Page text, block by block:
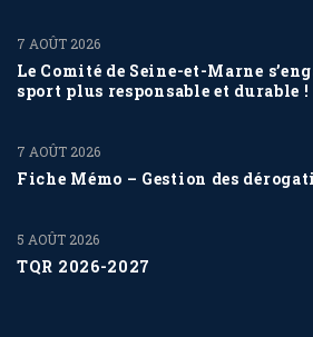
Le Comité de Seine-et-Marne
sport plus responsable et durable !
7 AOÛT 2026
Fiche Mémo – Gestion des
7 AOÛT 2026
TQR 2026-2027
5 AOÛT 2026